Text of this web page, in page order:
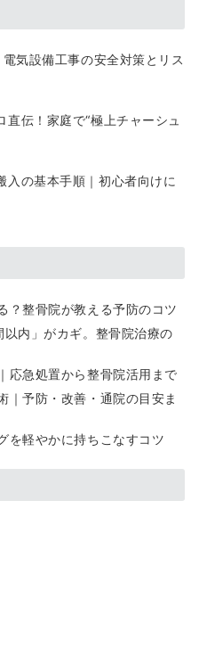
気設備工事の安全対策とリス
直伝！家庭で“極上チャーシュ
入の基本手順｜初心者向けに
？整骨院が教える予防のコツ
内」がカギ。整骨院治療の
応急処置から整骨院活用まで
｜予防・改善・通院の目安ま
を軽やかに持ちこなすコツ